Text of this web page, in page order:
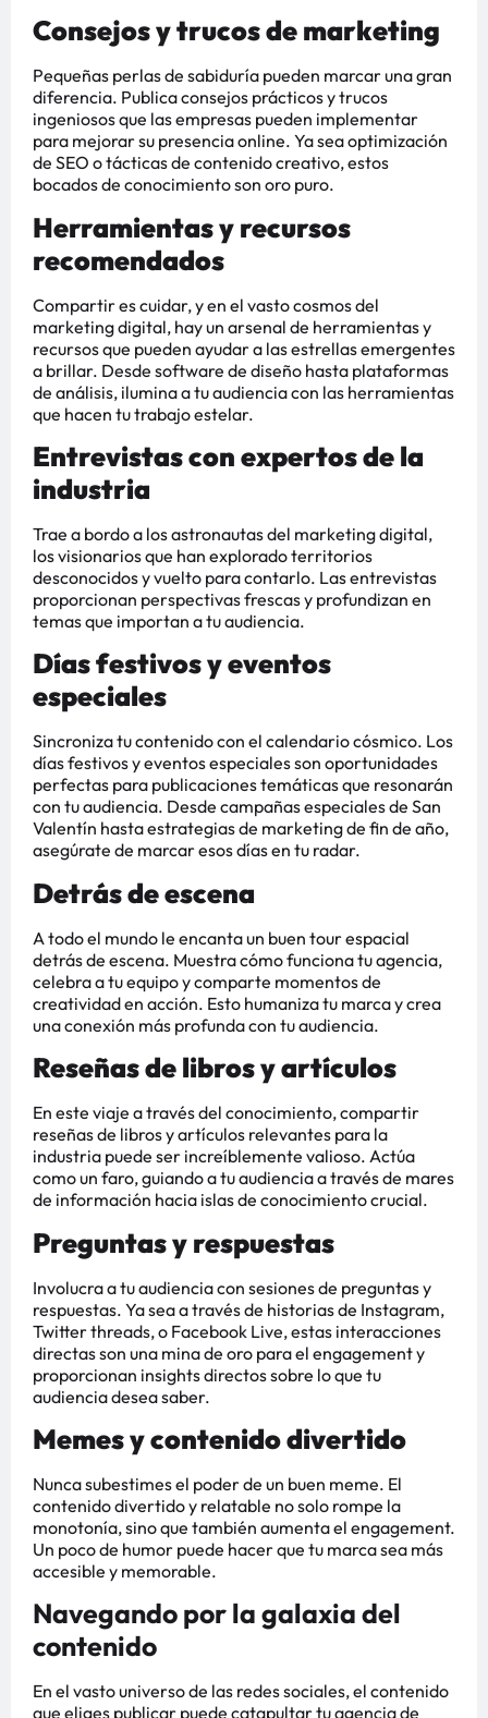
Consejos y trucos de marketing
Pequeñas perlas de sabiduría pueden marcar una gran
diferencia. Publica consejos prácticos y trucos
ingeniosos que las empresas pueden implementar
para mejorar su presencia online. Ya sea optimización
de SEO o tácticas de contenido creativo, estos
bocados de conocimiento son oro puro.
Herramientas y recursos
recomendados
Compartir es cuidar, y en el vasto cosmos del
marketing digital, hay un arsenal de herramientas y
recursos que pueden ayudar a las estrellas emergentes
a brillar. Desde software de diseño hasta plataformas
de análisis, ilumina a tu audiencia con las herramientas
que hacen tu trabajo estelar.
Entrevistas con expertos de la
industria
Trae a bordo a los astronautas del marketing digital,
los visionarios que han explorado territorios
desconocidos y vuelto para contarlo. Las entrevistas
proporcionan perspectivas frescas y profundizan en
temas que importan a tu audiencia.
Días festivos y eventos
especiales
Sincroniza tu contenido con el calendario cósmico. Los
días festivos y eventos especiales son oportunidades
perfectas para publicaciones temáticas que resonarán
con tu audiencia. Desde campañas especiales de San
Valentín hasta estrategias de marketing de fin de año,
asegúrate de marcar esos días en tu radar.
Detrás de escena
A todo el mundo le encanta un buen tour espacial
detrás de escena. Muestra cómo funciona tu agencia,
celebra a tu equipo y comparte momentos de
creatividad en acción. Esto humaniza tu marca y crea
una conexión más profunda con tu audiencia.
Reseñas de libros y artículos
En este viaje a través del conocimiento, compartir
reseñas de libros y artículos relevantes para la
industria puede ser increíblemente valioso. Actúa
como un faro, guiando a tu audiencia a través de mares
de información hacia islas de conocimiento crucial.
Preguntas y respuestas
Involucra a tu audiencia con sesiones de preguntas y
respuestas. Ya sea a través de historias de Instagram,
Twitter threads, o Facebook Live, estas interacciones
directas son una mina de oro para el engagement y
proporcionan insights directos sobre lo que tu
audiencia desea saber.
Memes y contenido divertido
Nunca subestimes el poder de un buen meme. El
contenido divertido y relatable no solo rompe la
monotonía, sino que también aumenta el engagement.
Un poco de humor puede hacer que tu marca sea más
accesible y memorable.
Navegando por la galaxia del
contenido
En el vasto universo de las redes sociales, el contenido
que eliges publicar puede catapultar tu agencia de